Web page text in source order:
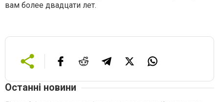
вам более двадцати лет.
Останні новини